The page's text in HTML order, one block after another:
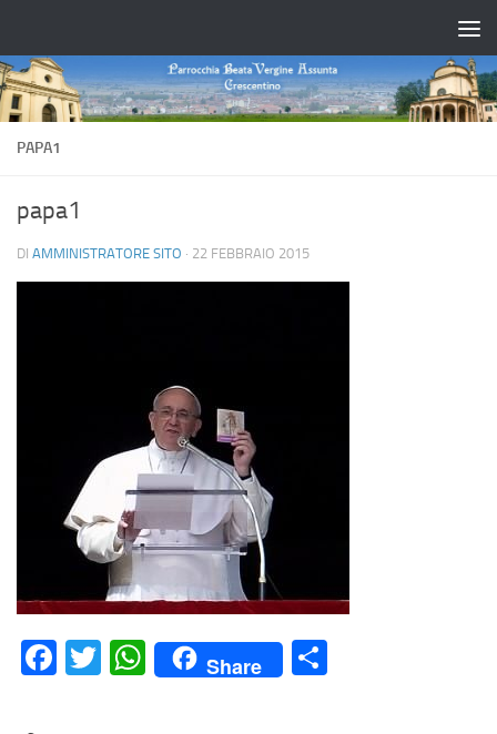
PAPA1
papa1
DI AMMINISTRATORE SITO · 22 FEBBRAIO 2015
Facebook
Twitter
WhatsApp
Share